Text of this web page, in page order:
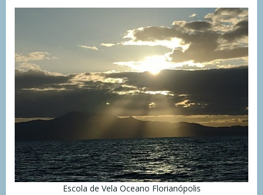
Escola de Vela Oceano Florianópolis